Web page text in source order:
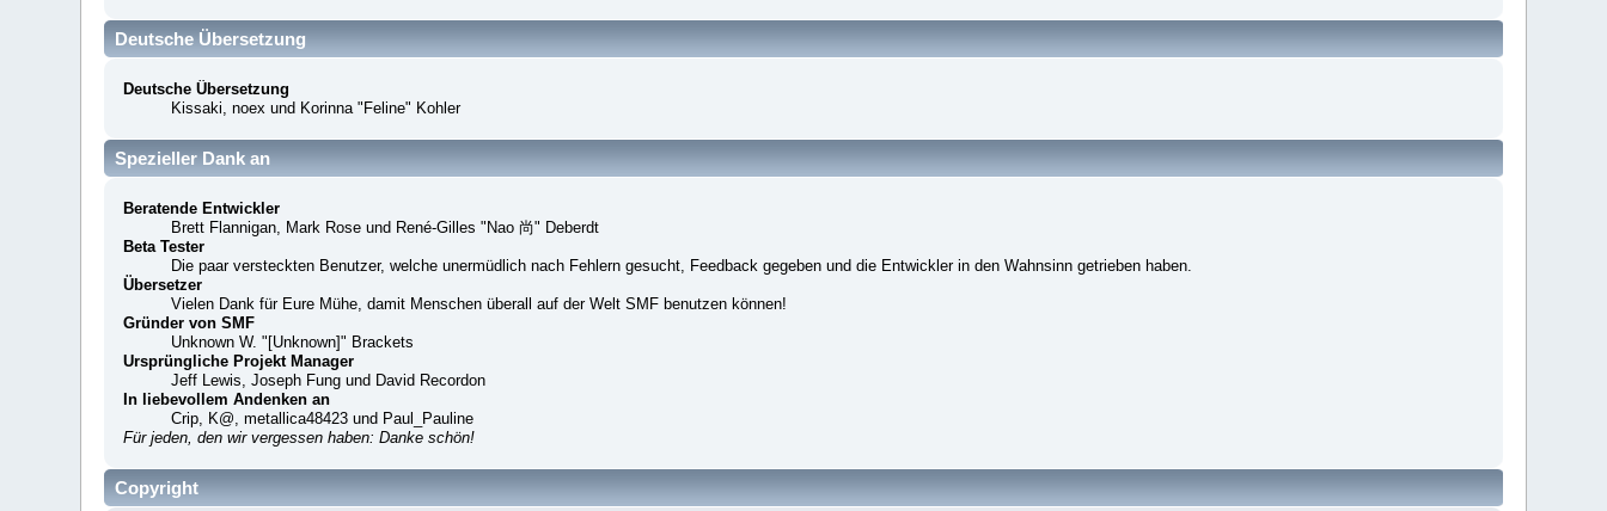
Deutsche Übersetzung
Deutsche Übersetzung
Kissaki, noex und Korinna "Feline" Kohler
Spezieller Dank an
Beratende Entwickler
Brett Flannigan, Mark Rose und René-Gilles "Nao 尚" Deberdt
Beta Tester
Die paar versteckten Benutzer, welche unermüdlich nach Fehlern gesucht, Feedback gegeben und die Entwickler in den Wahnsinn getrieben haben.
Übersetzer
Vielen Dank für Eure Mühe, damit Menschen überall auf der Welt SMF benutzen können!
Gründer von SMF
Unknown W. "[Unknown]" Brackets
Ursprüngliche Projekt Manager
Jeff Lewis, Joseph Fung und David Recordon
In liebevollem Andenken an
Crip, K@, metallica48423 und Paul_Pauline
Für jeden, den wir vergessen haben: Danke schön!
Copyright